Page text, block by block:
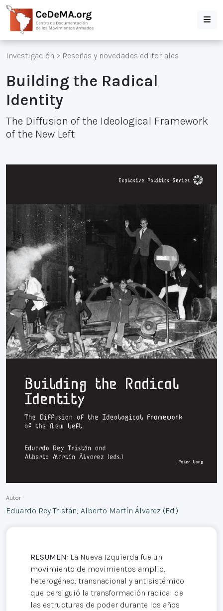
Investigación > Reseñas y novedades editoriales
Building the Radical
Identity
The Diffusion of the Ideological Framework
of the New Left
Autor
Eduardo Rey Tristán; Alberto Martín Álvarez (Ed.)
RESUMEN: La Nueva Izquierda fue un
movimiento de movimientos amplio,
heterogéneo, transnacional y antisistémico
que persiguió la transformación radical de
las estructuras de poder durante los años